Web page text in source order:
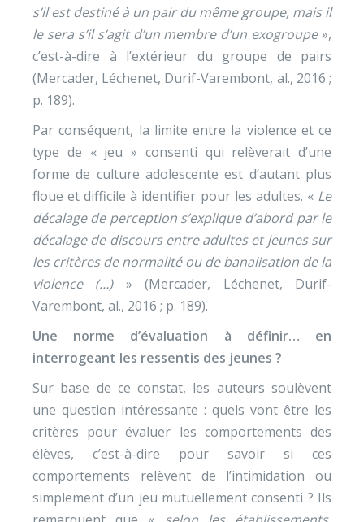
s’il est destiné à un pair du même groupe, mais il
le sera s’il s’agit d’un membre d’un exogroupe»,
c’est-à-dire à l’extérieur du groupe de pairs
(Mercader, Léchenet, Durif-Varembont, al., 2016 ;
p. 189).
Par conséquent, la limite entre la violence et ce
type de « jeu » consenti qui relèverait d’une
forme de culture adolescente est d’autant plus
floue et difficile à identifier pour les adultes. « Le
décalage de perception s’explique d’abord par le
décalage de discours entre adultes et jeunes sur
les critères de normalité ou de banalisation de la
violence (…)» (Mercader, Léchenet, Durif-
Varembont, al., 2016 ; p. 189).
Une norme d’évaluation à définir… en
interrogeant les ressentis des jeunes ?
Sur base de ce constat, les auteurs soulèvent
une question intéressante : quels vont être les
critères pour évaluer les comportements des
élèves, c’est-à-dire pour savoir si ces
comportements relèvent de l’intimidation ou
simplement d’un jeu mutuellement consenti ? Ils